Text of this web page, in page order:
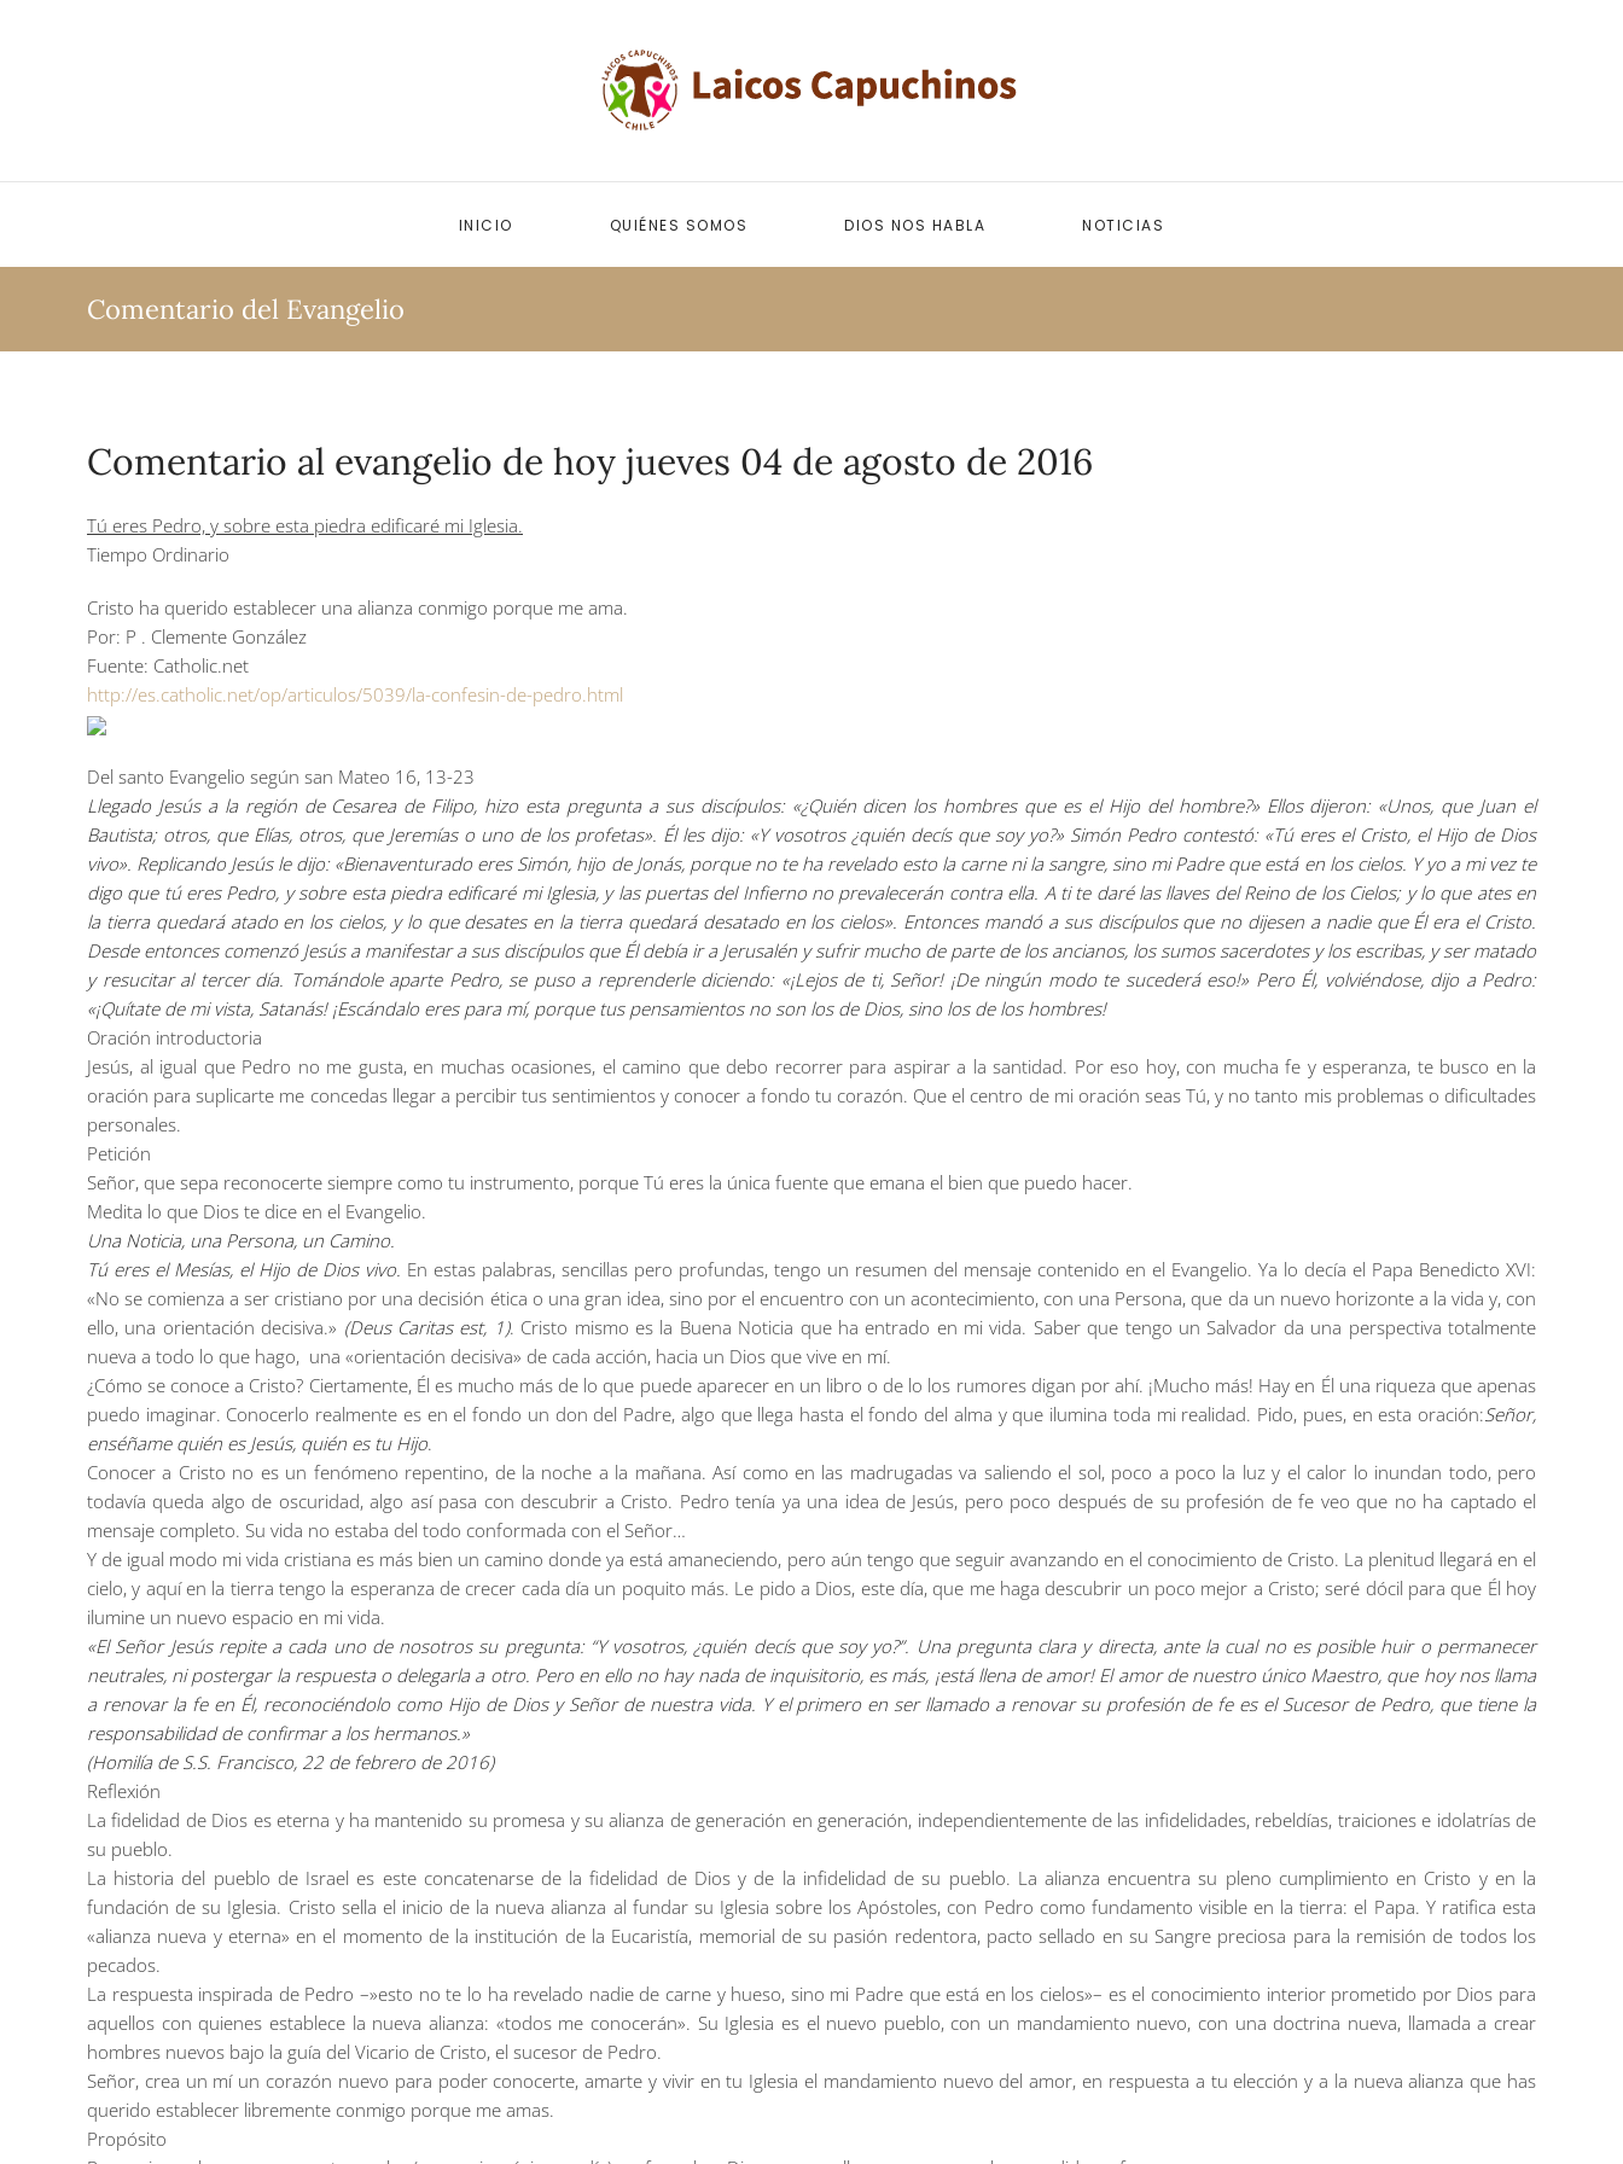
INICIO QUIÉNES SOMOS DIOS NOS HABLA NOTICIAS
Comentario del Evangelio
Comentario al evangelio de hoy jueves 04 de agosto de 2016
Tú eres Pedro, y sobre esta piedra edificaré mi Iglesia.
Tiempo Ordinario
Cristo ha querido establecer una alianza conmigo porque me ama.
Por: P . Clemente González
Fuente: Catholic.net
http://es.catholic.net/op/articulos/5039/la-confesin-de-pedro.html
Del santo Evangelio según san Mateo 16, 13-23
Llegado Jesús a la región de Cesarea de Filipo, hizo esta pregunta a sus discípulos: «¿Quién dicen los hombres que es el Hijo del hombre?» Ellos dijeron: «Unos, que Juan el
Bautista; otros, que Elías, otros, que Jeremías o uno de los profetas». Él les dijo: «Y vosotros ¿quién decís que soy yo?» Simón Pedro contestó: «Tú eres el Cristo, el Hijo de Dios
vivo». Replicando Jesús le dijo: «Bienaventurado eres Simón, hijo de Jonás, porque no te ha revelado esto la carne ni la sangre, sino mi Padre que está en los cielos. Y yo a mi vez te
digo que tú eres Pedro, y sobre esta piedra edificaré mi Iglesia, y las puertas del Infierno no prevalecerán contra ella. A ti te daré las llaves del Reino de los Cielos; y lo que ates en
la tierra quedará atado en los cielos, y lo que desates en la tierra quedará desatado en los cielos». Entonces mandó a sus discípulos que no dijesen a nadie que Él era el Cristo.
Desde entonces comenzó Jesús a manifestar a sus discípulos que Él debía ir a Jerusalén y sufrir mucho de parte de los ancianos, los sumos sacerdotes y los escribas, y ser matado
y resucitar al tercer día. Tomándole aparte Pedro, se puso a reprenderle diciendo: «¡Lejos de ti, Señor! ¡De ningún modo te sucederá eso!» Pero Él, volviéndose, dijo a Pedro:
«¡Quítate de mi vista, Satanás! ¡Escándalo eres para mí, porque tus pensamientos no son los de Dios, sino los de los hombres!
Oración introductoria
Jesús, al igual que Pedro no me gusta, en muchas ocasiones, el camino que debo recorrer para aspirar a la santidad. Por eso hoy, con mucha fe y esperanza, te busco en la
oración para suplicarte me concedas llegar a percibir tus sentimientos y conocer a fondo tu corazón. Que el centro de mi oración seas Tú, y no tanto mis problemas o dificultades
personales.
Petición
Señor, que sepa reconocerte siempre como tu instrumento, porque Tú eres la única fuente que emana el bien que puedo hacer.
Medita lo que Dios te dice en el Evangelio.
Una Noticia, una Persona, un Camino.
Tú eres el Mesías, el Hijo de Dios vivo. En estas palabras, sencillas pero profundas, tengo un resumen del mensaje contenido en el Evangelio. Ya lo decía el Papa Benedicto XVI:
«No se comienza a ser cristiano por una decisión ética o una gran idea, sino por el encuentro con un acontecimiento, con una Persona, que da un nuevo horizonte a la vida y, con
ello, una orientación decisiva.» (Deus Caritas est, 1). Cristo mismo es la Buena Noticia que ha entrado en mi vida. Saber que tengo un Salvador da una perspectiva totalmente
nueva a todo lo que hago, una «orientación decisiva» de cada acción, hacia un Dios que vive en mí.
¿Cómo se conoce a Cristo? Ciertamente, Él es mucho más de lo que puede aparecer en un libro o de lo los rumores digan por ahí. ¡Mucho más! Hay en Él una riqueza que apenas
puedo imaginar. Conocerlo realmente es en el fondo un don del Padre, algo que llega hasta el fondo del alma y que ilumina toda mi realidad. Pido, pues, en esta oración:Señor,
enséñame quién es Jesús, quién es tu Hijo.
Conocer a Cristo no es un fenómeno repentino, de la noche a la mañana. Así como en las madrugadas va saliendo el sol, poco a poco la luz y el calor lo inundan todo, pero
todavía queda algo de oscuridad, algo así pasa con descubrir a Cristo. Pedro tenía ya una idea de Jesús, pero poco después de su profesión de fe veo que no ha captado el
mensaje completo. Su vida no estaba del todo conformada con el Señor…
Y de igual modo mi vida cristiana es más bien un camino donde ya está amaneciendo, pero aún tengo que seguir avanzando en el conocimiento de Cristo. La plenitud llegará en el
cielo, y aquí en la tierra tengo la esperanza de crecer cada día un poquito más. Le pido a Dios, este día, que me haga descubrir un poco mejor a Cristo; seré dócil para que Él hoy
ilumine un nuevo espacio en mi vida.
«El Señor Jesús repite a cada uno de nosotros su pregunta: “Y vosotros, ¿quién decís que soy yo?”. Una pregunta clara y directa, ante la cual no es posible huir o permanecer
neutrales, ni postergar la respuesta o delegarla a otro. Pero en ello no hay nada de inquisitorio, es más, ¡está llena de amor! El amor de nuestro único Maestro, que hoy nos llama
a renovar la fe en Él, reconociéndolo como Hijo de Dios y Señor de nuestra vida. Y el primero en ser llamado a renovar su profesión de fe es el Sucesor de Pedro, que tiene la
responsabilidad de confirmar a los hermanos.»
(Homilía de S.S. Francisco, 22 de febrero de 2016)
Reflexión
La fidelidad de Dios es eterna y ha mantenido su promesa y su alianza de generación en generación, independientemente de las infidelidades, rebeldías, traiciones e idolatrías de
su pueblo.
La historia del pueblo de Israel es este concatenarse de la fidelidad de Dios y de la infidelidad de su pueblo. La alianza encuentra su pleno cumplimiento en Cristo y en la
fundación de su Iglesia. Cristo sella el inicio de la nueva alianza al fundar su Iglesia sobre los Apóstoles, con Pedro como fundamento visible en la tierra: el Papa. Y ratifica esta
«alianza nueva y eterna» en el momento de la institución de la Eucaristía, memorial de su pasión redentora, pacto sellado en su Sangre preciosa para la remisión de todos los
pecados.
La respuesta inspirada de Pedro –»esto no te lo ha revelado nadie de carne y hueso, sino mi Padre que está en los cielos»– es el conocimiento interior prometido por Dios para
aquellos con quienes establece la nueva alianza: «todos me conocerán». Su Iglesia es el nuevo pueblo, con un mandamiento nuevo, con una doctrina nueva, llamada a crear
hombres nuevos bajo la guía del Vicario de Cristo, el sucesor de Pedro.
Señor, crea un mí un corazón nuevo para poder conocerte, amarte y vivir en tu Iglesia el mandamiento nuevo del amor, en respuesta a tu elección y a la nueva alianza que has
querido establecer libremente conmigo porque me amas.
Propósito